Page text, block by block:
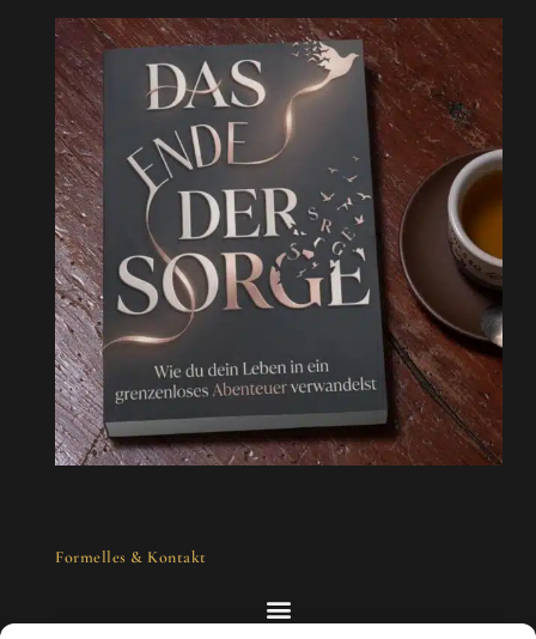
Formelles & Kontakt